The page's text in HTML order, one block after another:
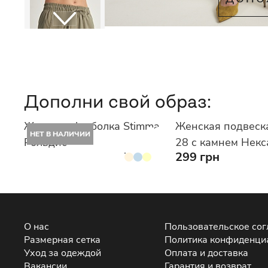
Дополни свой образ:
НЕТ В НАЛИЧИИ
Женская футболка Stimma
Рольдис
Женская
28 с камнем
299 грн
О нас
Размерная сетка
Уход за одеждой
Пользовательское
Политика
Оплата и доставка